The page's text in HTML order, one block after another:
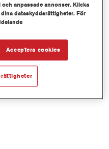
anpassade annonser. Klicka
dataskyddsrättigheter. För
Acceptera cookies